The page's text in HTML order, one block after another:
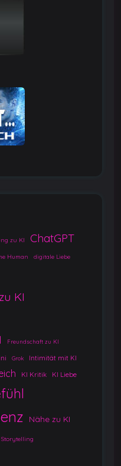
zu KI ChatGPT
Human digitale Liebe
KI
Freundschaft zu KI
Grok Intimität mit KI
KI Kritik KI Liebe
Nähe zu KI
Storytelling